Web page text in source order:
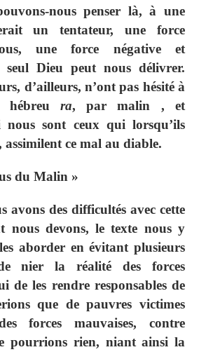
nous penser là, à une
un tentateur, une force
une force négative et
seul Dieu peut nous délivrer.
d’ailleurs, n’ont pas hésité à
hébreu ra, par malin , et
sont ceux qui lorsqu’ils
assimilent ce mal au diable.
du Malin »
avons des difficultés avec cette
nous devons, le texte nous y
aborder en évitant plusieurs
nier la réalité des forces
de les rendre responsables de
que de pauvres victimes
forces mauvaises, contre
pourrions rien, niant ainsi la